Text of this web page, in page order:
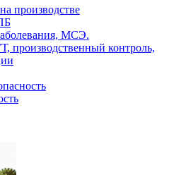
производстве
МСЭ.
производственный контроль,